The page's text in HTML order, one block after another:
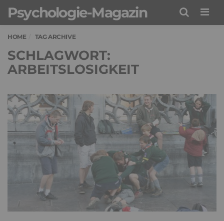
Psychologie-Magazin
HOME TAG ARCHIVE
SCHLAGWORT:
ARBEITSLOSIGKEIT